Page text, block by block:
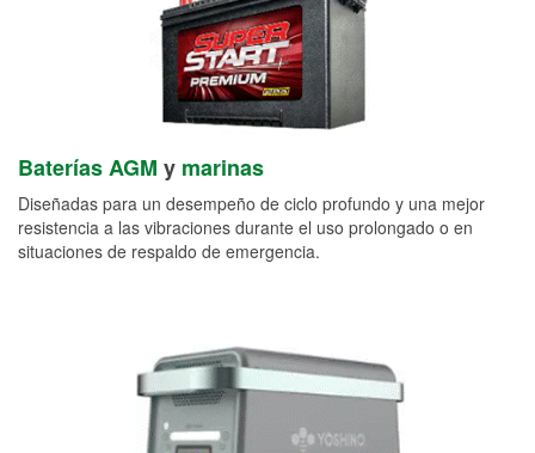
Baterías AGM y marinas
Diseñadas para un desempeño de ciclo profundo y una mejor
resistencia a las vibraciones durante el uso prolongado o en
situaciones de respaldo de emergencia.